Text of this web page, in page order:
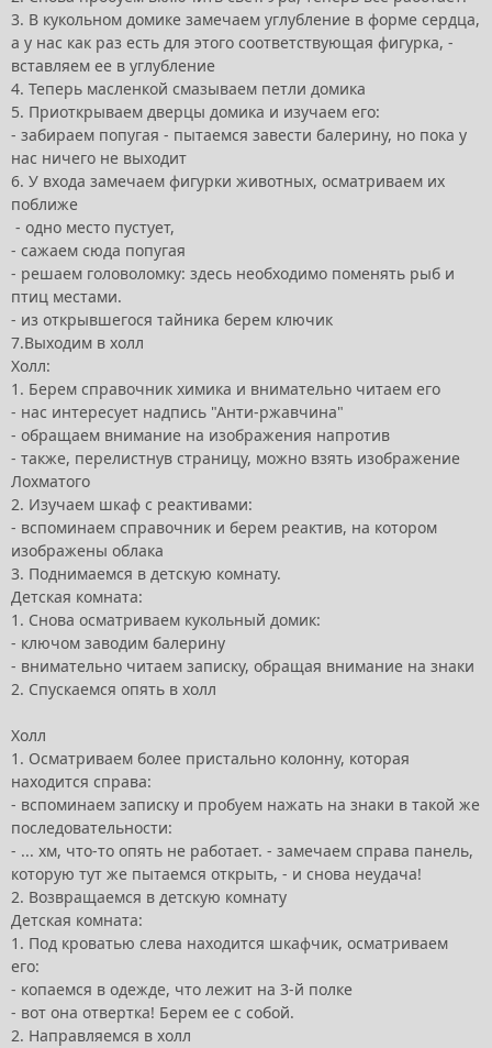
3. В кукольном домике замечаем углубление в форме сердца,
а у нас как раз есть для этого соответствующая фигурка, -
вставляем ее в углубление
4. Теперь масленкой смазываем петли домика
5. Приоткрываем дверцы домика и изучаем его:
- забираем попугая - пытаемся завести балерину, но пока у
нас ничего не выходит
6. У входа замечаем фигурки животных, осматриваем их
поближе
- одно место пустует,
- сажаем сюда попугая
- решаем головоломку: здесь необходимо поменять рыб и
птиц местами.
- из открывшегося тайника берем ключик
7.Выходим в холл
Холл:
1. Берем справочник химика и внимательно читаем его
- нас интересует надпись "Анти-ржавчина"
- обращаем внимание на изображения напротив
- также, перелистнув страницу, можно взять изображение
Лохматого
2. Изучаем шкаф с реактивами:
- вспоминаем справочник и берем реактив, на котором
изображены облака
3. Поднимаемся в детскую комнату.
Детская комната:
1. Снова осматриваем кукольный домик:
- ключом заводим балерину
- внимательно читаем записку, обращая внимание на знаки
2. Спускаемся опять в холл
Холл
1. Осматриваем более пристально колонну, которая
находится справа:
- вспоминаем записку и пробуем нажать на знаки в такой же
последовательности:
- ... хм, что-то опять не работает. - замечаем справа панель,
которую тут же пытаемся открыть, - и снова неудача!
2. Возвращаемся в детскую комнату
Детская комната:
1. Под кроватью слева находится шкафчик, осматриваем
его:
- копаемся в одежде, что лежит на 3-й полке
- вот она отвертка! Берем ее с собой.
2. Направляемся в холл